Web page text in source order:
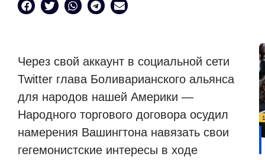
Через свой аккаунт в социальной сети
Twitter глава Боливарианского альянса
для народов нашей Америки —
Народного торгового договора осудил
намерения Вашингтона навязать свои
гегемонистские интересы в ходе